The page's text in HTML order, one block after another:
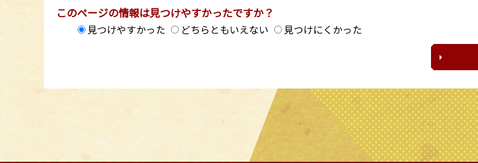
このページの情報は見つけやすかったですか？
見つけやすかった どちらともいえない 見つけにくかった